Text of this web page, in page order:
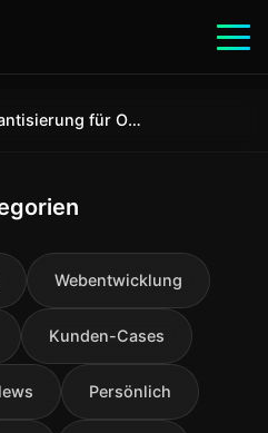
GGUF-Quantisierung für Ollama: Was bedeuten Q4_K_M, Q8_0 und IQ4_XS und welche sollte man für seine Hardware wählen
Webentwicklung
Kunden-Cases
Persönlich